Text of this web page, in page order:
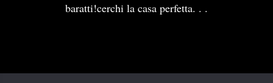
baratti!cerchi la casa perfetta. . .